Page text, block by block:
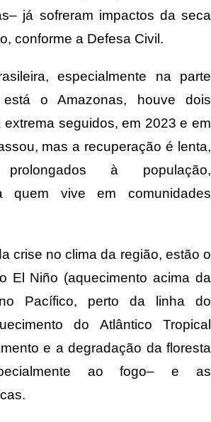
já sofreram impactos da seca
conforme a Defesa Civil.
especialmente na parte
o Amazonas, houve dois
seguidos, em 2023 e em
mas a recuperação é lenta,
à população,
quem vive em comunidades
crise no clima da região, estão o
El Niño (aquecimento acima da
Pacífico, perto da linha do
do Atlântico Tropical
e a degradação da floresta
ao fogo– e as